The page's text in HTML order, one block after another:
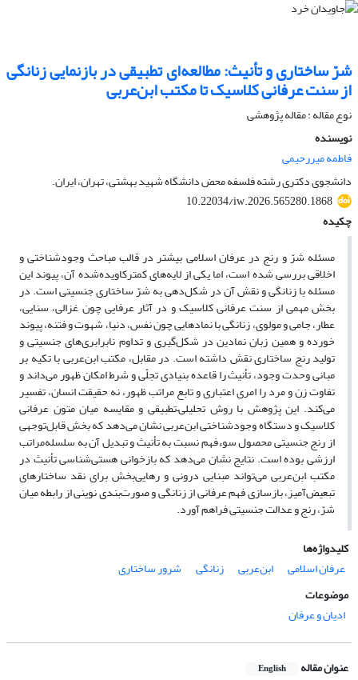
شرّ ساختاری و تأنیث: مطالعه‌ای تطبیقی در بازنمایی زنانگی
از سنت عرفانی کلاسیک تا مکتب ابن‌عربی
نوع مقاله : مقاله پژوهشی
نویسنده
فاطمه میررحیمی
دانشجوی دکتری رشته فلسفه محض دانشگاه شهید بهشتی، تهران، ایران.
10.22034/iw.2026.565280.1868
چکیده
مسئله شرّ و رنج در عرفان اسلامی بیشتر در قالب مباحث وجودشناختی و
اخلاقی بررسی شده است، اما یکی از لایه‌های کمترکاویده‌شده آن، پیوند این
مسئله با زنانگی و نقش آن در شکل‌دهی به شرّ ساختاری جنسیتی است. در
بخش مهمی از سنت عرفانی کلاسیک و در آثار عرفایی چون غزالی، سنایی،
عطار، جامی و مولوی، زنانگی با نمادهایی چون نفس، دنیا، شهوت و فتنه، پیوند
خورده و همین زبان نمادین در شکل‌گیری و تداوم نابرابری‌های جنسیتی و
تولید رنج ساختاری نقش داشته است. در مقابل، مکتب ابن‌عربی با تکیه بر
مبانی وحدت وجود، تأنیث را قاعده بنیادی تجلّی و شرط امکان ظهور می‌داند و
تفاوت زن و مرد را امری اعتباری و تابع مراتب ظهور، نه حقیقت انسان، تفسیر
می‌کند. این پژوهش با روش تحلیلی–تطبیقی و مقایسه میان متون عرفانی
کلاسیک و دستگاه وجودشناختی ابن‌عربی نشان می‌دهد که بخش قابل‌توجهی
از رنج جنسیتی محصول سوء‌فهم نسبت به تأنیث و تبدیل آن به سلسله‌مراتب
ارزشی بوده است. نتایج نشان می‌دهد که بازخوانی هستی‌شناسی تأنیث در
مکتب ابن‌عربی می‌تواند مبنایی درونی و رهایی‌بخش برای نقد ساختارهای
تبعیض‌آمیز، بازسازی فهم عرفانی از زنانگی و صورت‌بندی نوینی از رابطه میان
شرّ، رنج و عدالت جنسیتی فراهم آورد.
کلیدواژه‌ها
عرفان اسلامی
ابن‌عربی زنانگی
شرور ساختاری
موضوعات
ادیان و عرفان
عنوان مقاله English